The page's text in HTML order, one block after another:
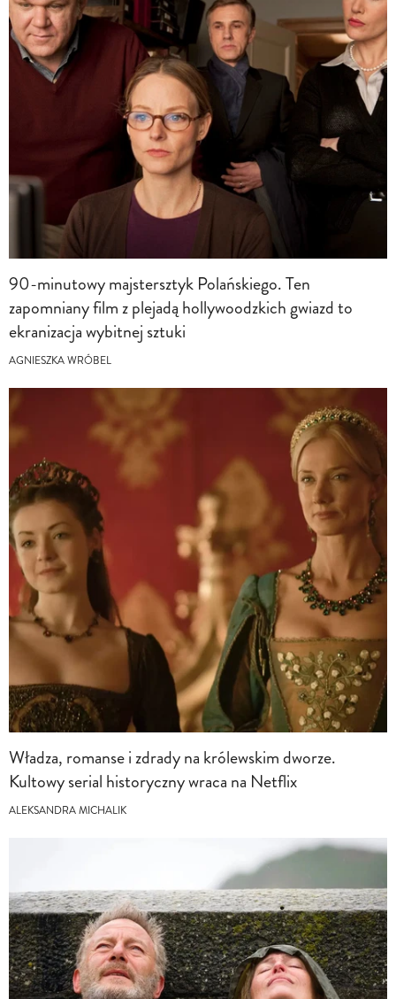
90-minutowy majstersztyk Polańskiego. Ten
zapomniany film z plejadą hollywoodzkich gwiazd to
ekranizacja wybitnej sztuki
AGNIESZKA WRÓBEL
Władza, romanse i zdrady na królewskim dworze.
Kultowy serial historyczny wraca na Netflix
ALEKSANDRA MICHALIK